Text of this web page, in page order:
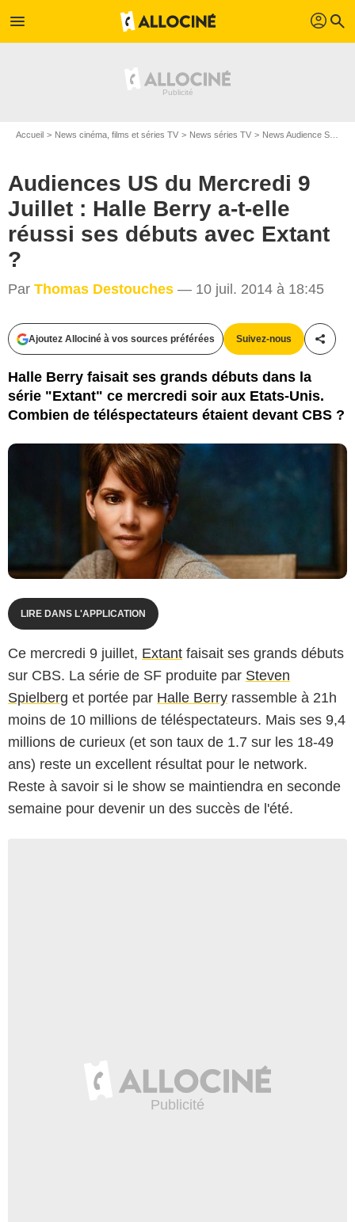
menu profil search
Accueil News cinéma, films et séries TV News séries TV News Audience Séries TV
Audiences US du Mercredi 9
Juillet : Halle Berry a-t-elle
réussi ses débuts avec Extant
?
Par Thomas Destouches — 10 juil. 2014 à 18:45
Ajoutez Allociné à vos sources préférées Suivez-nous
Halle Berry faisait ses grands débuts dans la
série "Extant" ce mercredi soir aux Etats-Unis.
Combien de téléspectateurs étaient devant CBS ?
LIRE DANS L'APPLICATION
Ce mercredi 9 juillet, Extant faisait ses grands débuts
sur CBS. La série de SF produite par Steven
Spielberg et portée par Halle Berry rassemble à 21h
moins de 10 millions de téléspectateurs. Mais ses 9,4
millions de curieux (et son taux de 1.7 sur les 18-49
ans) reste un excellent résultat pour le network.
Reste à savoir si le show se maintiendra en seconde
semaine pour devenir un des succès de l'été.